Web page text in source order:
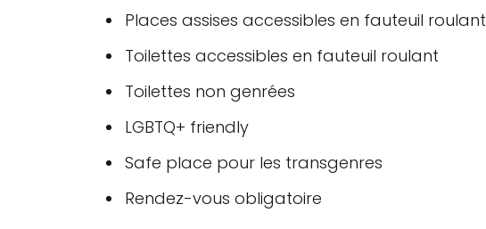
Places assises accessibles en fauteuil roulant
Toilettes accessibles en fauteuil roulant
Toilettes non genrées
LGBTQ+ friendly
Safe place pour les transgenres
Rendez-vous obligatoire